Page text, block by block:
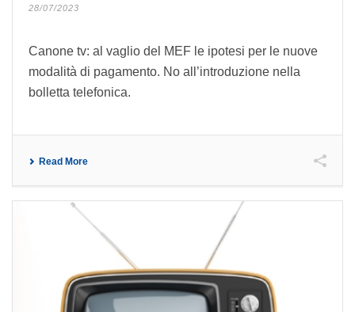
28/07/2023
Canone tv: al vaglio del MEF le ipotesi per le nuove
modalità di pagamento. No all’introduzione nella
bolletta telefonica.
Read More